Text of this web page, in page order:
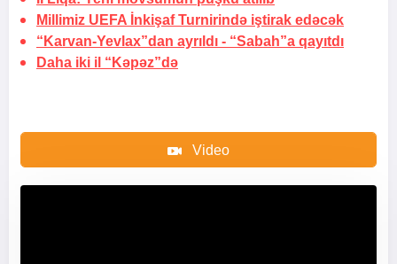
Millimiz UEFA İnkişaf Turnirində iştirak edəcək
“Karvan-Yevlax”dan ayrıldı - “Sabah”a qayıtdı
Daha iki il “Kəpəz”də
Video